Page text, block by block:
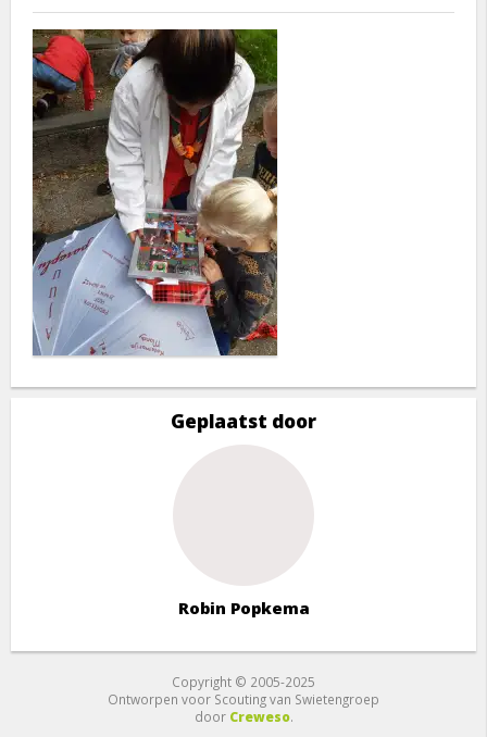
Geplaatst door
Robin Popkema
Copyright © 2005-2025
Ontworpen voor Scouting van Swietengroep
door Creweso.